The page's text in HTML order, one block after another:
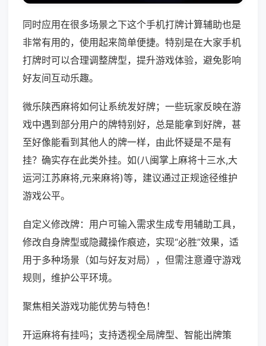
同时应用在很多场景之下这个手机打牌计算辅助也是
非常有用的，使用起来简单便捷。特别是在大家手机
打牌时可以合理调整牌型，提升游戏体验，避免影响
好友间互动乐趣。
微乐陕西麻将如何让系统发好牌；一些玩家反映在游
戏中遇到部分用户的牌特别好，总是能拿到好牌，甚
至好像能看到其他人的牌一样，由此怀疑是不是有
挂？确实存在此类外挂。如(八闽掌上麻将十三水,大
运河江苏麻将,元来麻将)等，建议通过正规途径维护
游戏公平。
自定义修改牌：用户可输入需求生成专用辅助工具，
修改自身牌型或隐藏操作痕迹，实现“必胜”效果，适
用于多种场景（如与好友对局），但需注意遵守游戏
规则，维护公平环境。
聚焦相关游戏功能优势与特色！
开运麻将有挂吗；支持透视全局牌型、智能出牌策